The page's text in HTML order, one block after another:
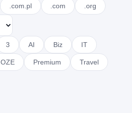
.com.pl .com .org
3 AI Biz IT
OZE Premium Travel